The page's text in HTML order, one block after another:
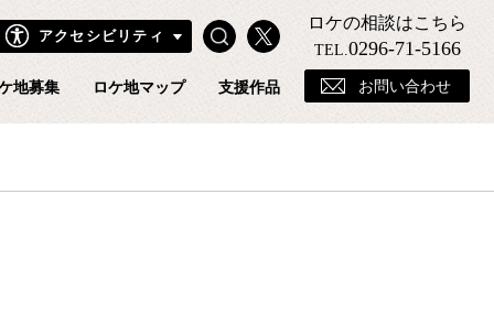
フィルムコミッションホームページ
アクセシビリティ Search
地募集 ロケ地マップ 支援作品
ロケの相談はこちら
TEL. 0296-71-5166
お問い合わせ